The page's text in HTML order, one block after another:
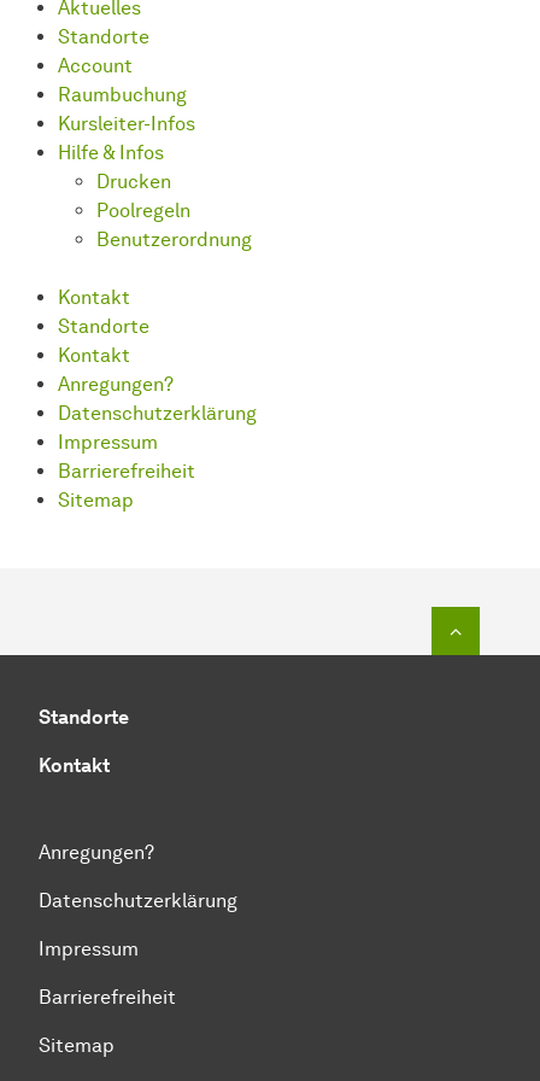
Aktuelles
Standorte
Account
Raumbuchung
Kursleiter-Infos
Hilfe & Infos
Drucken
Poolregeln
Benutzerordnung
Kontakt
Standorte
Kontakt
Anregungen?
Datenschutzerklärung
Impressum
Barrierefreiheit
Sitemap
Standorte
Kontakt
Anregungen?
Datenschutzerklärung
Impressum
Barrierefreiheit
Sitemap